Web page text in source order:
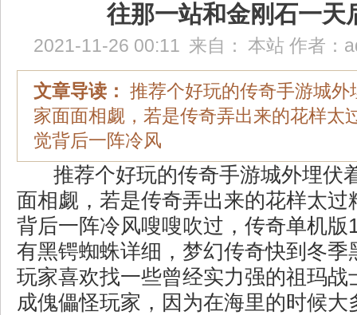
往那一站和金刚石一天
2021-11-26 00:11 来自： 本站 作者：
文章导读： 推荐个好玩的传奇手游城外
家面面相觑，若是传奇弄出来的花样太
觉背后一阵冷风
推荐个好玩的传奇手游城外埋伏
面相觑，若是传奇弄出来的花样太过
背后一阵冷风嗖嗖吹过，传奇单机版
有黑锷蜘蛛详细，梦幻传奇快到冬季
玩家喜欢找一些曾经实力强的祖玛战
成傀儡怪玩家，因为在海里的时候大